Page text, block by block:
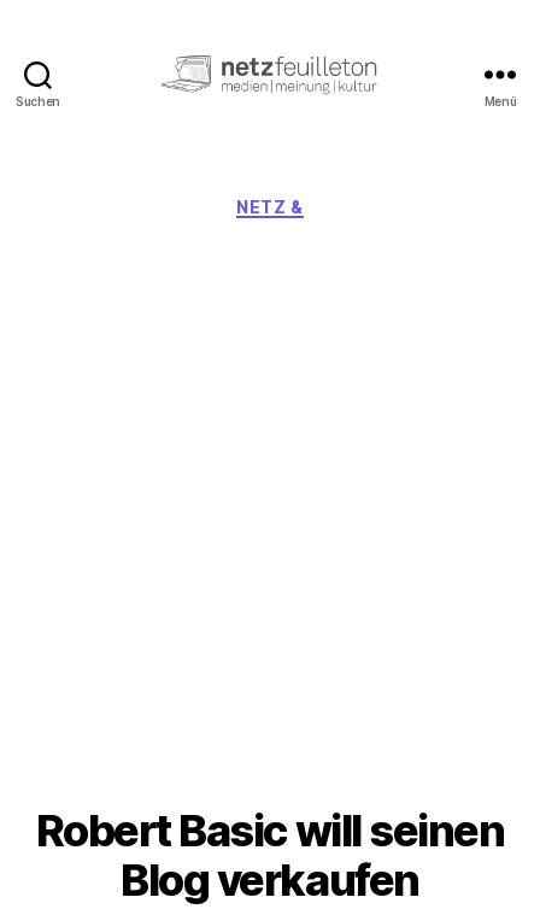
Suchen Menü
Kategorien
NETZ &
Robert Basic will seinen
Blog verkaufen